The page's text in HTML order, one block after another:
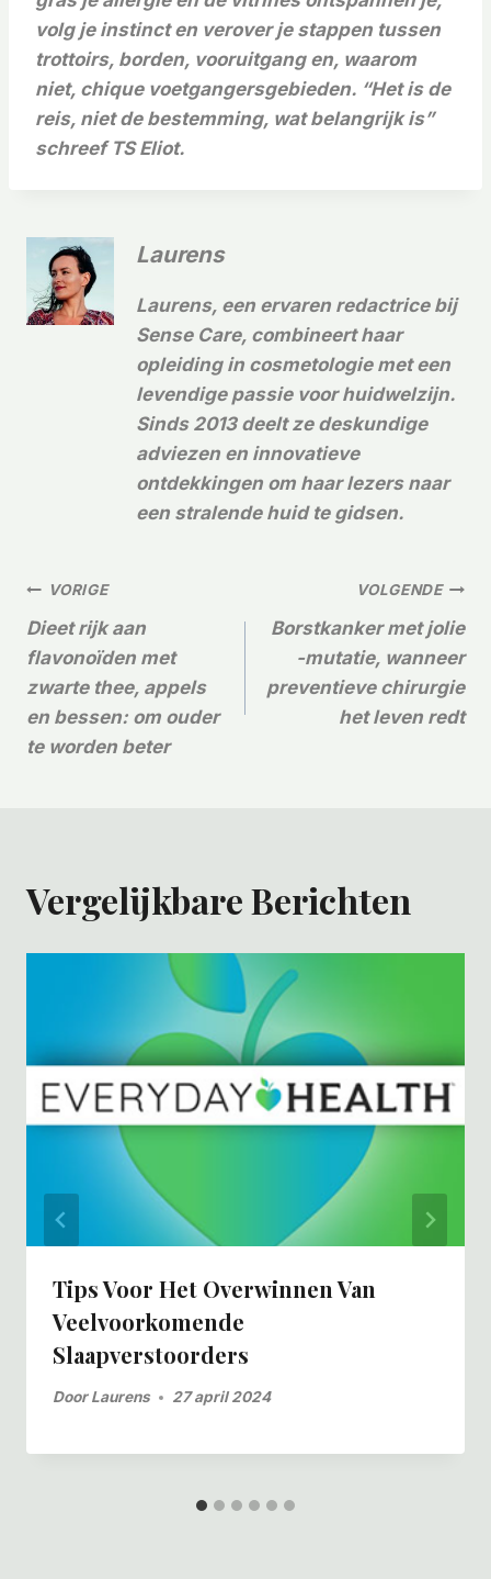
volg je instinct en verover je stappen tussen
trottoirs, borden, vooruitgang en, waarom
niet, chique voetgangersgebieden. “Het is de
reis, niet de bestemming, wat belangrijk is”
schreef TS Eliot.
Laurens
Laurens, een ervaren redactrice bij
Sense Care, combineert haar
opleiding in cosmetologie met een
levendige passie voor huidwelzijn.
Sinds 2013 deelt ze deskundige
adviezen en innovatieve
ontdekkingen om haar lezers naar
een stralende huid te gidsen.
Bericht
Navigatie
VORIGE
Dieet rijk aan
flavonoïden met
zwarte thee, appels
en bessen: om ouder
te worden beter
VOLGENDE
Borstkanker met jolie
-mutatie, wanneer
preventieve chirurgie
het leven redt
Vergelijkbare Berichten
Tips Voor Het Overwinnen Van
Veelvoorkomende
Slaapverstoorders
Door Laurens 27 april 2024